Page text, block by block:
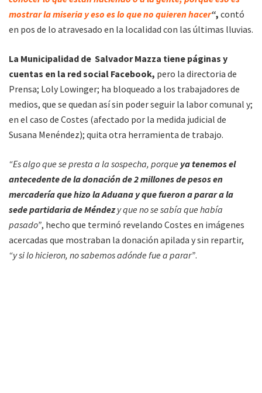
mostrar la miseria y eso es lo que no quieren hacer“, contó
en pos de lo atravesado en la localidad con las últimas lluvias.
La Municipalidad de Salvador Mazza tiene páginas y
cuentas en la red social Facebook, pero la directoria de
Prensa; Loly Lowinger; ha bloqueado a los trabajadores de
medios, que se quedan así sin poder seguir la labor comunal y;
en el caso de Costes (afectado por la medida judicial de
Susana Menéndez); quita otra herramienta de trabajo.
“Es algo que se presta a la sospecha, porque ya tenemos el
antecedente de la donación de 2 millones de pesos en
mercadería que hizo la Aduana y que fueron a parar a la
sede partidaria de Méndezy que no se sabía que había
pasado”, hecho que terminó revelando Costes en imágenes
acercadas que mostraban la donación apilada y sin repartir,
“y si lo hicieron, no sabemos adónde fue a parar”.